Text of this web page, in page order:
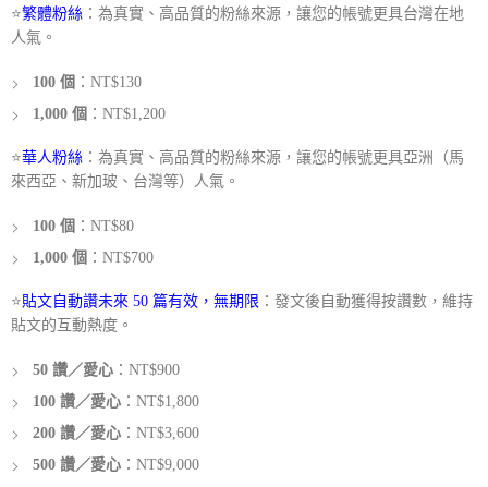
⭐️繁體粉絲 ：為真實、高品質的粉絲來源，讓您的帳號更具台灣在地
人氣。
100 個 ：NT$130
1,000 個 ：NT$1,200
⭐️華人粉絲 ：為真實、高品質的粉絲來源，讓您的帳號更具亞洲（馬
來西亞、新加玻、台灣等）人氣。
100 個 ：NT$80
1,000 個 ：NT$700
⭐️貼文自動讚未來 50 篇有效，無期限 ：發文後自動獲得按讚數，維持
貼文的互動熱度。
50 讚／愛心 ：NT$900
100 讚／愛心 ：NT$1,800
200 讚／愛心 ：NT$3,600
500 讚／愛心 ：NT$9,000